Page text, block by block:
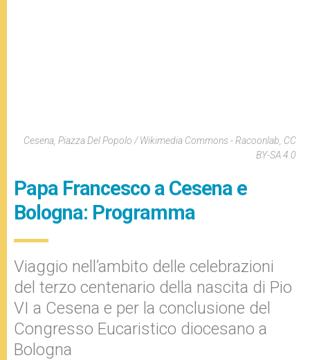
Cesena, Piazza Del Popolo / Wikimedia Commons - Racoonlab, CC
BY-SA 4.0
Papa Francesco a Cesena e
Bologna: Programma
Viaggio nell’ambito delle celebrazioni
del terzo centenario della nascita di Pio
VI a Cesena e per la conclusione del
Congresso Eucaristico diocesano a
Bologna